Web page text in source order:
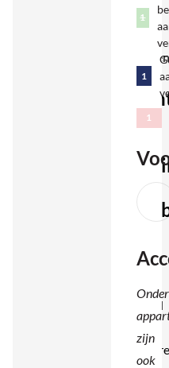
Toscane
van
verblijf
gevestigd
in een
1
1
1
zijn
ook